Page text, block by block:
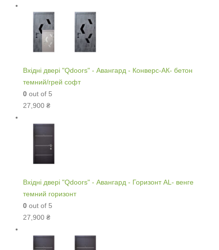
Вхідні двері "Qdoors" - Авангард - Конверс-АК- бетон
темний/грей софт
0 out of 5
27,900 ₴
Вхідні двері "Qdoors" - Авангард - Горизонт AL- венге
темний горизонт
0 out of 5
27,900 ₴